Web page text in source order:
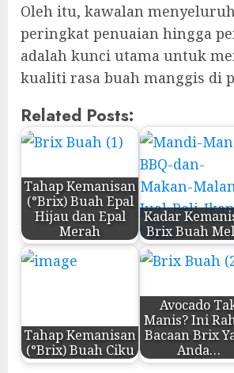
Oleh itu, kawalan
peringkat penuaian hingga
adalah kunci utama untuk
kualiti rasa buah manggis di
Related Posts:
Tahap Kemanisan
(°Brix) Buah Epal
Hijau dan Epal
Merah
Kadar
Brix Buah
Tahap Kemanisan
(°Brix) Buah Ciku
Avocado
Manis? Ini
Bacaan Brix
Anda…